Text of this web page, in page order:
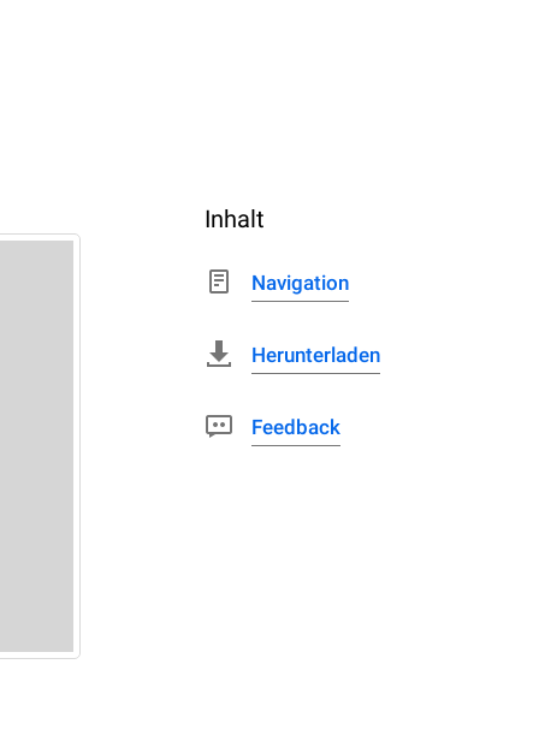
Inhalt
Navigation
Herunterladen
Feedback